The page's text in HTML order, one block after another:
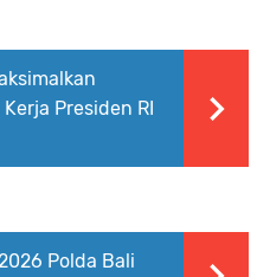
Presiden RI
Polda Bali